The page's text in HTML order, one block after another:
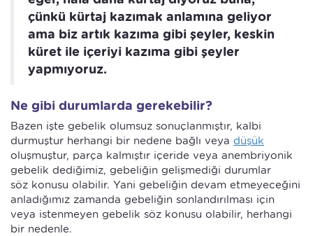
çünkü kürtaj kazımak anlamına geliyor
ama biz artık kazıma gibi şeyler, keskin
küret ile içeriyi kazıma gibi şeyler
yapmıyoruz.
Ne gibi durumlarda gerekebilir?
Bazen işte gebelik olumsuz sonuçlanmıştır, kalbi
durmuştur herhangi bir nedene bağlı veya düşük
oluşmuştur, parça kalmıştır içeride veya anembriyonik
gebelik dediğimiz, gebeliğin gelişmediği durumlar
söz konusu olabilir. Yani gebeliğin devam etmeyeceğini
anladığımız zamanda gebeliğin sonlandırılması için
veya istenmeyen gebelik söz konusu olabilir, herhangi
bir nedenle.